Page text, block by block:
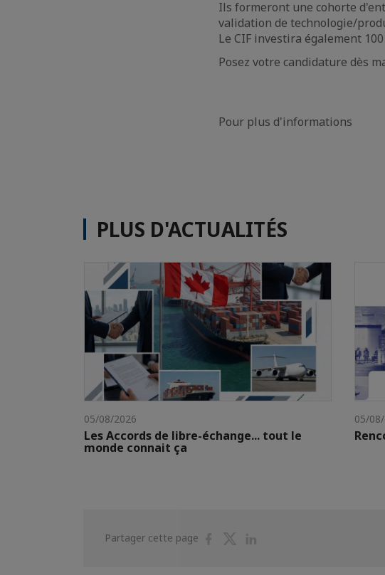
Ils formeront une cohorte
validation de technologie/
Le CIF investira également
Posez votre candidature dès
Pour plus d'informations
PLUS D'ACTUALITÉS
05/08/2026
Les Accords de libre-échange... tout le
monde connait ça
05/
Partager cette page
PartagerPartager